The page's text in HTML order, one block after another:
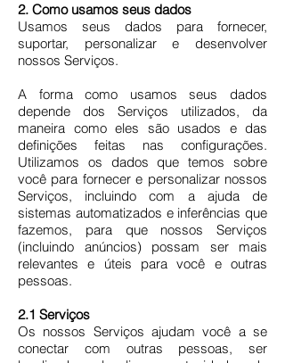
2. Como usamos seus dados
Usamos seus dados para fornecer,
suportar, personalizar e desenvolver
nossos Serviços.
A forma como usamos seus dados
depende dos Serviços utilizados, da
maneira como eles são usados e das
definições feitas nas configurações.
Utilizamos os dados que temos sobre
você para fornecer e personalizar nossos
Serviços, incluindo com a ajuda de
sistemas automatizados e inferências que
fazemos, para que nossos Serviços
(incluindo anúncios) possam ser mais
relevantes e úteis para você e outras
pessoas.
2.1 Serviços
Os nossos Serviços ajudam você a se
conectar com outras pessoas, ser